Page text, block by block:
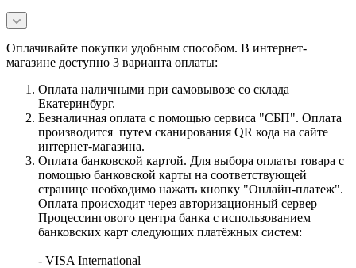
Оплачивайте покупки удобным способом. В интернет-
магазине доступно 3 варианта оплаты:
Оплата наличными при самовывозе со склада
Екатеринбург.
Безналичная оплата с помощью сервиса "СБП". Оплата
производится путем сканирования QR кода на сайте
интернет-магазина.
Оплата банковской картой. Для выбора оплаты товара с
помощью банковской карты на соответствующей
странице необходимо нажать кнопку "Онлайн-платеж".
Оплата происходит через авторизационный сервер
Процессингового центра банка с использованием
банковских карт следующих платёжных систем:
- VISA International